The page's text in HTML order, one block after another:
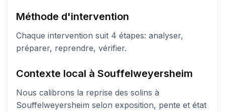
Méthode d'intervention
Chaque intervention suit 4 étapes: analyser,
préparer, reprendre, vérifier.
Contexte local à Souffelweyersheim
Nous calibrons la reprise des solins à
Souffelweyersheim selon exposition, pente et état